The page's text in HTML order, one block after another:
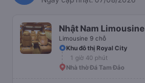
Nhật Nam Limousine
Limousine 9 chỗ
Khu đô thị Royal City
1 giờ 40 phút
Nhà thờ Đá Tam Đảo